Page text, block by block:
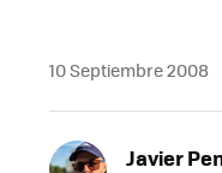
10 Septiembre 2008
Javier